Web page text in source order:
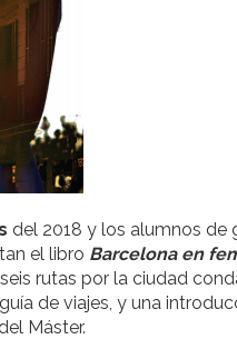
del 2018 y los alumnos de
el libro Barcelona en
rutas por la ciudad
de viajes, y una
Máster.